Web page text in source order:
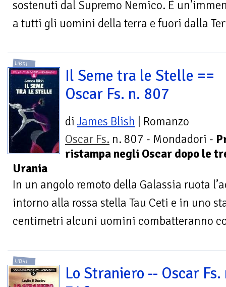
sostenuti dal Supremo Nemico. È
a tutti gli uomini della terra e fuori dalla
LIBRI
Il Seme tra le Stelle ==
Oscar Fs. n. 807
di James Blish | Romanzo
Oscar Fs. n. 807 - Mondadori -
ristampa negli Oscar dopo le
Urania
In un angolo remoto della Galassia ruota
intorno alla rossa stella Tau Ceti e in uno
centimetri alcuni uomini combatteranno
LIBRI
Lo Straniero -- Oscar Fs.